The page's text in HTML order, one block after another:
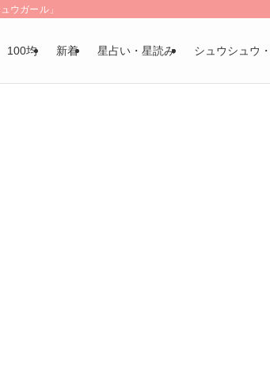
ウガール」
100均 新着 星占い・星読み シュウシュウ